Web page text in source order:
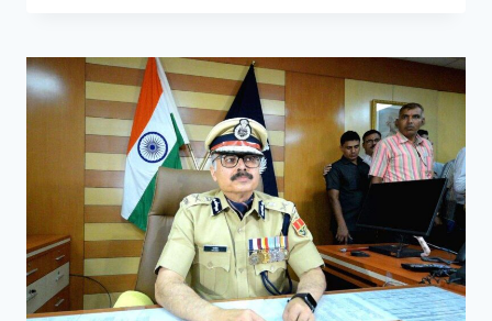
खबर
और
घटना
की
सबसे
तेज़
कवरेज